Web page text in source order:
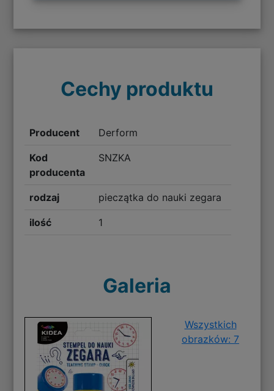
Cechy produktu
Producent Derform
Kod
producenta
SNZKA
rodzaj pieczątka do nauki zegara
ilość 1
Galeria
Wszystkich
obrazków: 7